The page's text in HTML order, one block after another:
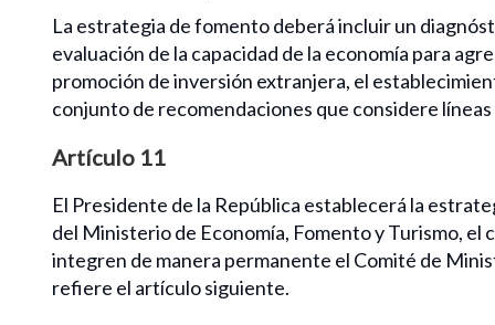
La estrategia de fomento deberá incluir un
evaluación de la capacidad de la economía para
promoción de inversión extranjera, el
conjunto de recomendaciones que considere
Artículo 11
El Presidente de la República establecerá la
del Ministerio de Economía, Fomento y Turismo, el
integren de manera permanente el Comité de
refiere el artículo siguiente.